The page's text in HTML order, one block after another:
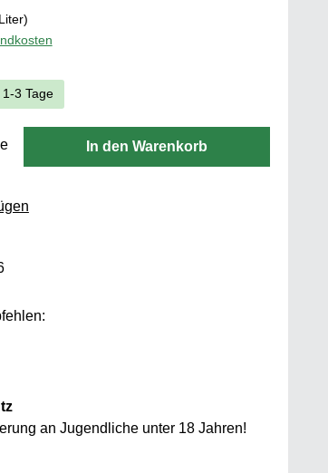
3 Tage
Wert ein oder benutze die Schaltflächen um
In den Warenkorb
an Jugendliche unter 18 Jahren!